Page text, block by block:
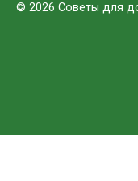
© 2026 Советы для